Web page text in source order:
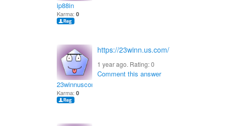
ip88in
Karma: 0
23winnuscom
Karma: 0
https://23winn.us.com/
1 year ago. Rating:0
Comment this answer